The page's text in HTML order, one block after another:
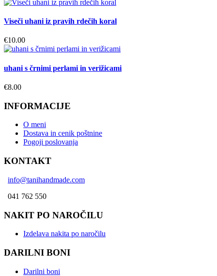
Viseči uhani iz pravih rdečih koral
€10.00
uhani s črnimi perlami in verižicami
€8.00
INFORMACIJE
O meni
Dostava in cenik poštnine
Pogoji poslovanja
KONTAKT
info@tanihandmade.com
041 762 550
NAKIT PO NAROČILU
Izdelava nakita po naročilu
DARILNI BONI
Darilni boni